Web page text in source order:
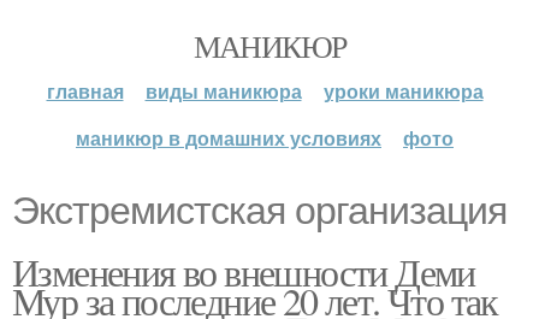
МАНИКЮР
главная виды маникюра
уроки маникюра
маникюр в домашних условиях
фото
Экстремистская организация
Изменения во внешности Деми
Мур за последние 20 лет. Что так